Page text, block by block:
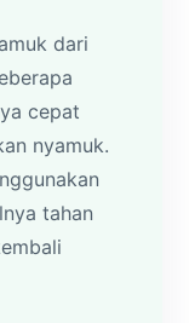
dari
cepat
nyamuk.
tahan